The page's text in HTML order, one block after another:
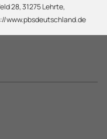
28, 31275 Lehrte,
www.pbsdeutschland.de